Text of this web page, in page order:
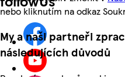
nebo kliknutím na odkaz
My a naši partneři
následujících důvodů